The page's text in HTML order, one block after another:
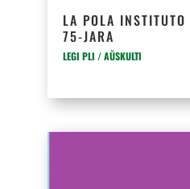
LA POLA INSTITUTO
75-JARA
LEGI PLI / AŬSKULTI